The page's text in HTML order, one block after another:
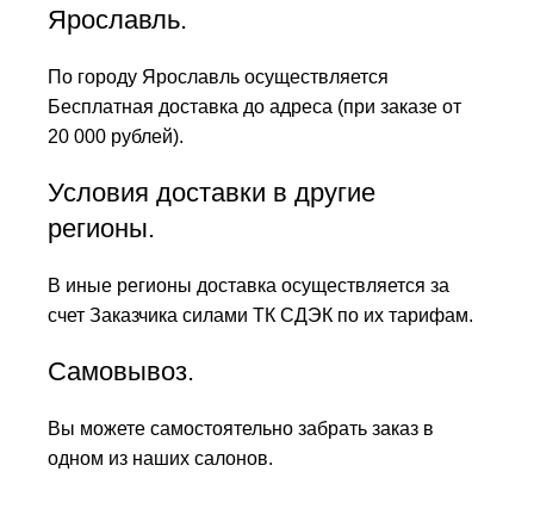
Ярославль.
По городу Ярославль осуществляется
Бесплатная доставка до адреса (при заказе от
20 000 рублей).
Условия доставки в другие
регионы.
В иные регионы доставка осуществляется за
счет Заказчика силами ТК СДЭК по их тарифам.
Самовывоз.
Вы можете самостоятельно забрать заказ в
одном из наших салонов.